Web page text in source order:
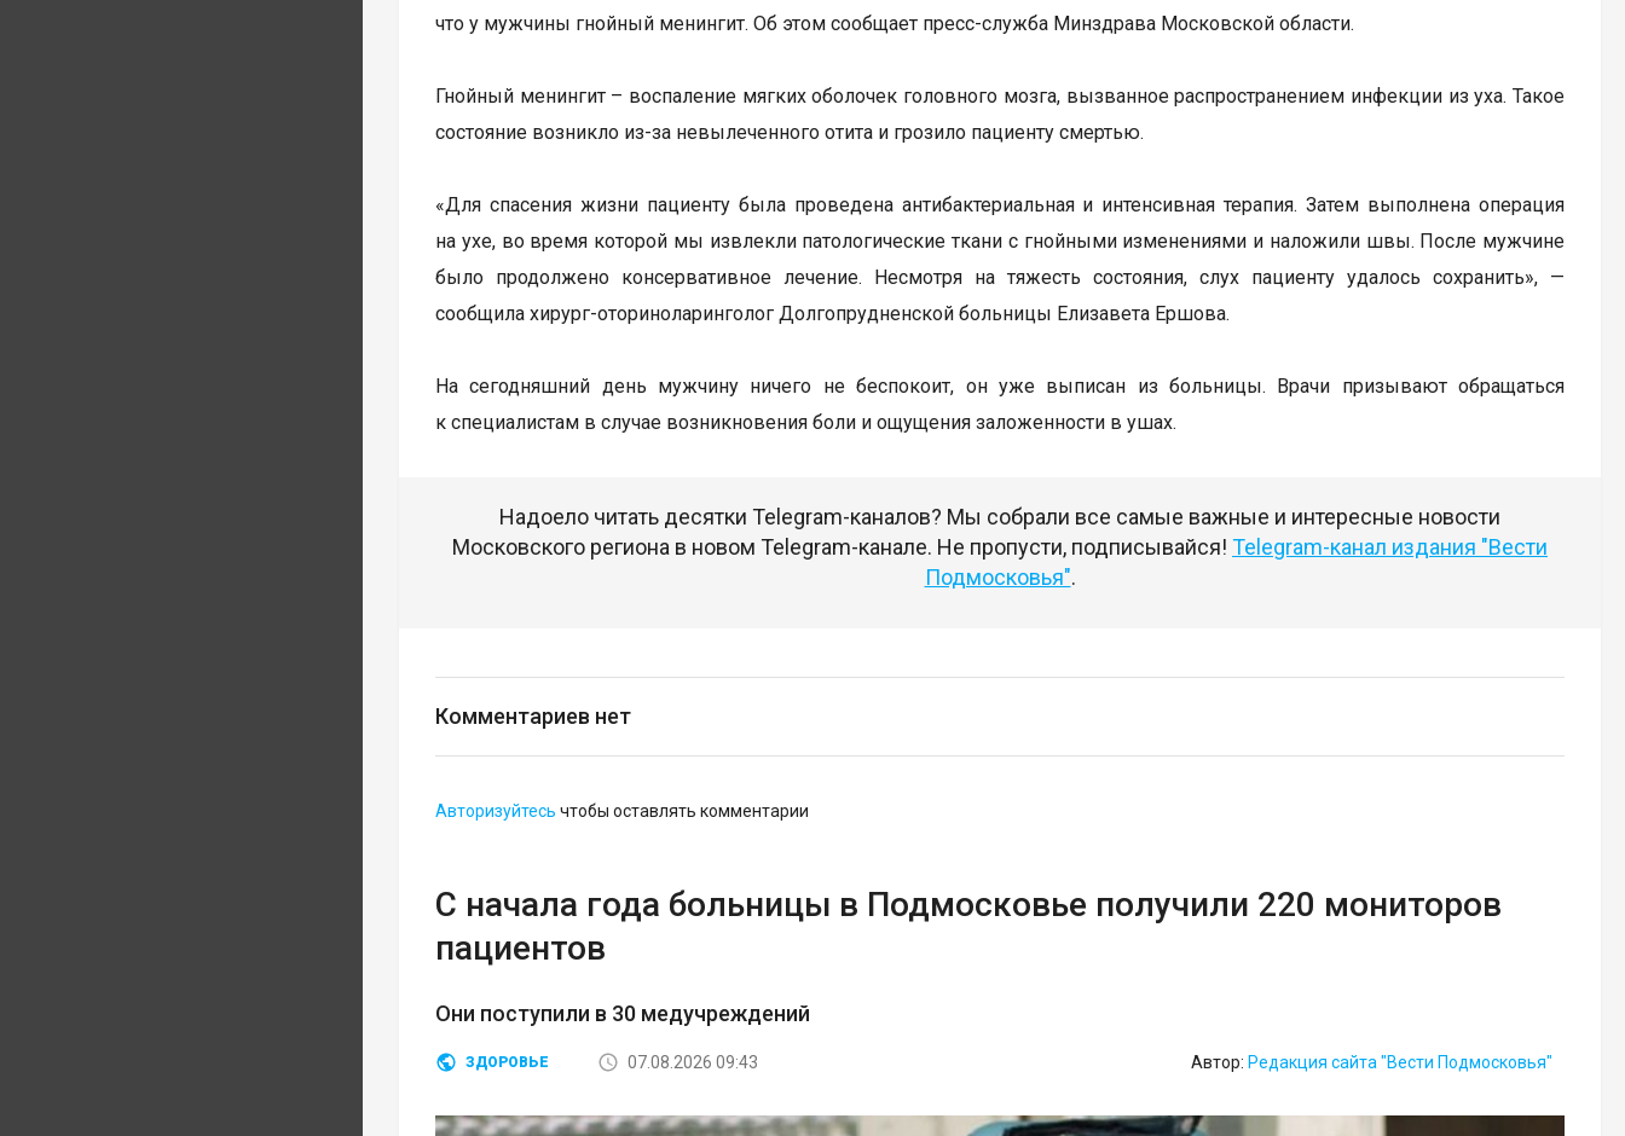
что у мужчины гнойный менингит. Об этом сообщает пресс-служба Минздрава Московской области.
Гнойный менингит – воспаление мягких оболочек головного мозга, вызванное распространением инфекции из уха. Такое
состояние возникло из-за невылеченного отита и грозило пациенту смертью.
«Для спасения жизни пациенту была проведена антибактериальная и интенсивная терапия. Затем выполнена операция
на ухе, во время которой мы извлекли патологические ткани с гнойными изменениями и наложили швы. После мужчине
было продолжено консервативное лечение. Несмотря на тяжесть состояния, слух пациенту удалось сохранить», —
сообщила хирург-оториноларинголог Долгопрудненской больницы Елизавета Ершова.
На сегодняшний день мужчину ничего не беспокоит, он уже выписан из больницы. Врачи призывают обращаться
к специалистам в случае возникновения боли и ощущения заложенности в ушах.
Надоело читать десятки Telegram-каналов? Мы собрали все самые важные и интересные новости
Московского региона в новом Telegram-канале. Не пропусти, подписывайся! Telegram-канал издания "Вести
Подмосковья".
Комментариев нет
Авторизуйтесь чтобы оставлять комментарии
С начала года больницы в Подмосковье получили 220 мониторов
пациентов
Они поступили в 30 медучреждений
ЗДОРОВЬЕ 07.08.2026 09:43 Автор: Редакция сайта "Вести Подмосковья"